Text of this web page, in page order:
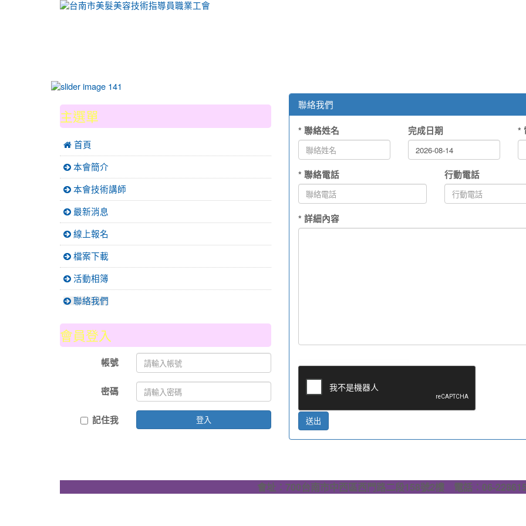
:::
聯絡我們
* 聯絡姓名 完成日期 *
* 聯絡電話 行動電話
* 詳細內容
送出
主選單
 首頁
本會簡介
本會技術講師
最新消息
線上報名
檔案下載
活動相簿
聯絡我們
會員登入
帳號
密碼
記住我 登入
會址：700台南市中西區西門路二段158號2樓 電話：06-